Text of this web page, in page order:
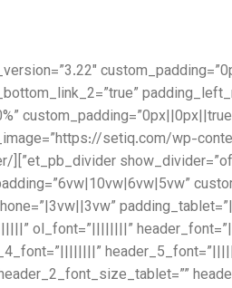
We Do” _builder_version=”3.22″
padding_top_bottom_link_2=”true”
ol_font=”||||||||”